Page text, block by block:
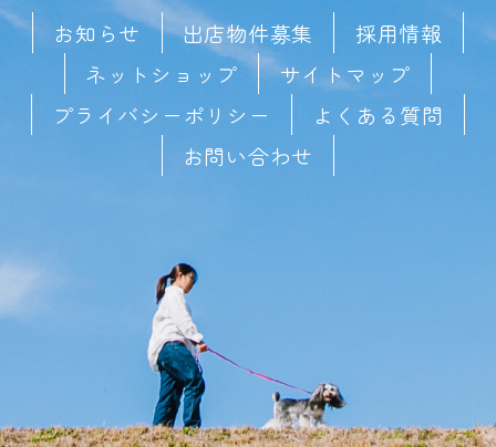
お知らせ 出店物件募集
採用情報
ネットショップ
サイトマップ
プライバシーポリシー
よくある質問
お問い合わせ